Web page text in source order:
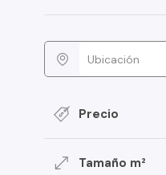
Precio
Tamaño m²